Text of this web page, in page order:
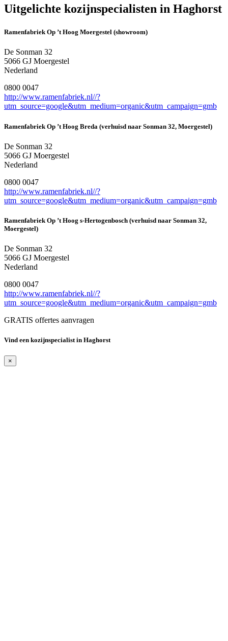
Uitgelichte kozijnspecialisten in Haghorst
Ramenfabriek Op ’t Hoog Moergestel (showroom)
De Sonman 32
5066 GJ Moergestel
Nederland
0800 0047
http://www.ramenfabriek.nl//?
utm_source=google&utm_medium=organic&utm_campaign=gmb
Ramenfabriek Op ’t Hoog Breda (verhuisd naar Sonman 32, Moergestel)
De Sonman 32
5066 GJ Moergestel
Nederland
0800 0047
http://www.ramenfabriek.nl//?
utm_source=google&utm_medium=organic&utm_campaign=gmb
Ramenfabriek Op ’t Hoog s-Hertogenbosch (verhuisd naar Sonman 32,
Moergestel)
De Sonman 32
5066 GJ Moergestel
Nederland
0800 0047
http://www.ramenfabriek.nl//?
utm_source=google&utm_medium=organic&utm_campaign=gmb
GRATIS offertes aanvragen
Vind een kozijnspecialist in Haghorst
×